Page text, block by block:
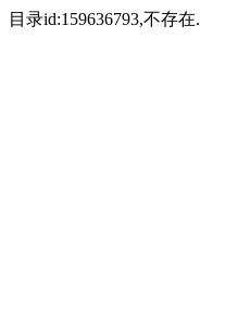
目录id:159636793,不存在.